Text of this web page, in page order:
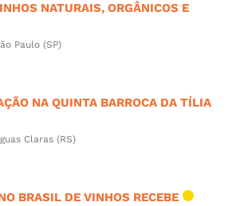
NATURAIS, ORGÂNICOS E
Paulo (SP)
NA QUINTA BARROCA DA TÍLIA
Claras (RS)
BRASIL DE VINHOS RECEBE